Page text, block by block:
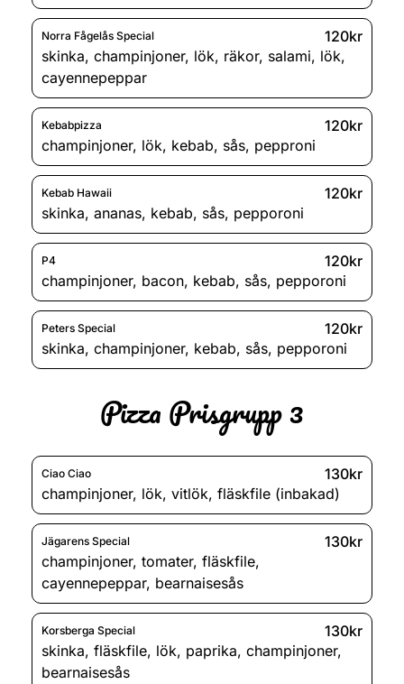
Norra Fågelås Special
120kr
skinka, champinjoner, lök, räkor, salami, lök,
cayennepeppar
Kebabpizza
120kr
champinjoner, lök, kebab, sås, pepproni
Kebab Hawaii
120kr
skinka, ananas, kebab, sås, pepporoni
P4
120kr
champinjoner, bacon, kebab, sås, pepporoni
Peters Special
120kr
skinka, champinjoner, kebab, sås, pepporoni
Pizza Prisgrupp 3
Ciao Ciao
130kr
champinjoner, lök, vitlök, fläskfile (inbakad)
Jägarens Special
130kr
champinjoner, tomater, fläskfile,
cayennepeppar, bearnaisesås
Korsberga Special
130kr
skinka, fläskfile, lök, paprika, champinjoner,
bearnaisesås